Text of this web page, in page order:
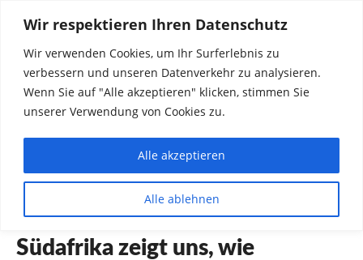
Wir respektieren Ihren Datenschutz
Wir verwenden Cookies, um Ihr Surferlebnis zu
verbessern und unseren Datenverkehr zu analysieren.
Wenn Sie auf "Alle akzeptieren" klicken, stimmen Sie
unserer Verwendung von Cookies zu.
Alle ablehnen
Alle akzeptieren
Rainer in Krawickel
Dinge die mich interessieren diskutieren
Südafrika zeigt uns, wie